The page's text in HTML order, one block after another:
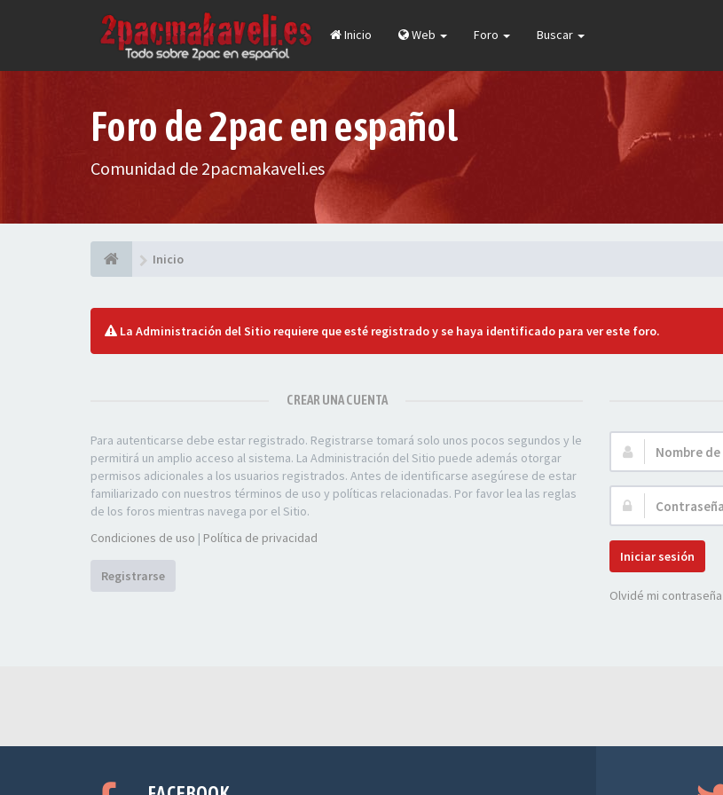
Inicio Web Foro Buscar
Foro de 2pac en español
Comunidad de 2pacmakaveli.es
Inicio
La Administración del Sitio requiere que esté registrado y se haya identificado para ver este foro.
CREAR UNA CUENTA
Para autenticarse debe estar registrado. Registrarse tomará solo unos pocos segundos y le
permitirá un amplio acceso al sistema. La Administración del Sitio puede además otorgar
permisos adicionales a los usuarios registrados. Antes de identificarse asegúrese de estar
familiarizado con nuestros términos de uso y políticas relacionadas. Por favor lea las reglas
de los foros mientras navega por el Sitio.
Condiciones de uso | Política de privacidad
Registrarse
Nombre
de
Usuario:
Contraseña:
Iniciar sesión
Olvidé mi contraseña